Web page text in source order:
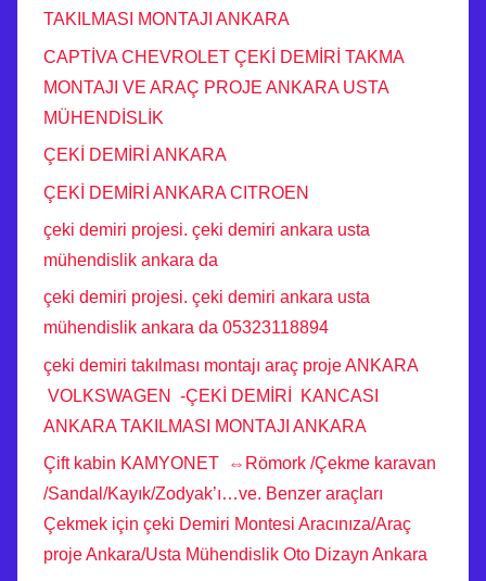
TAKILMASI MONTAJI ANKARA
CAPTİVA CHEVROLET ÇEKİ DEMİRİ TAKMA
MONTAJI VE ARAÇ PROJE ANKARA USTA
MÜHENDİSLİK
ÇEKİ DEMİRİ ANKARA
ÇEKİ DEMİRİ ANKARA CITROEN
çeki demiri projesi. çeki demiri ankara usta
mühendislik ankara da
çeki demiri projesi. çeki demiri ankara usta
mühendislik ankara da 05323118894
çeki demiri takılması montajı araç proje ANKARA
VOLKSWAGEN -ÇEKİ DEMİRİ KANCASI
ANKARA TAKILMASI MONTAJI ANKARA
Çift kabin KAMYONET ⇔Römork /Çekme karavan
/Sandal/Kayık/Zodyak’ı…ve. Benzer araçları
Çekmek için çeki Demiri Montesi Aracınıza/Araç
proje Ankara/Usta Mühendislik Oto Dizayn Ankara